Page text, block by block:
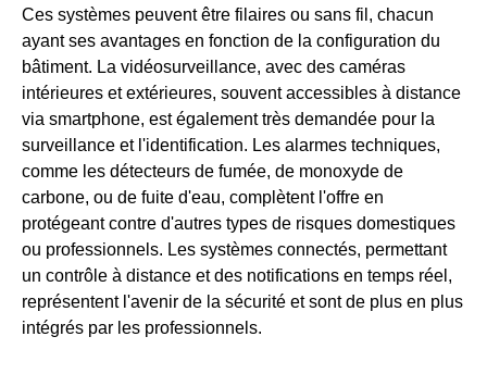
Ces systèmes peuvent être filaires ou sans fil, chacun
ayant ses avantages en fonction de la configuration du
bâtiment. La vidéosurveillance, avec des caméras
intérieures et extérieures, souvent accessibles à distance
via smartphone, est également très demandée pour la
surveillance et l'identification. Les alarmes techniques,
comme les détecteurs de fumée, de monoxyde de
carbone, ou de fuite d'eau, complètent l'offre en
protégeant contre d'autres types de risques domestiques
ou professionnels. Les systèmes connectés, permettant
un contrôle à distance et des notifications en temps réel,
représentent l'avenir de la sécurité et sont de plus en plus
intégrés par les professionnels.